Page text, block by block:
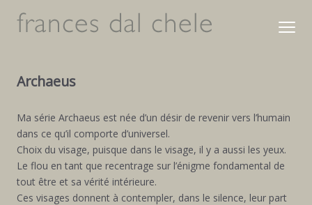
Archaeus
Ma série Archaeus est née d’un désir de revenir vers l’humain
dans ce qu’il comporte d’universel.
Choix du visage, puisque dans le visage, il y a aussi les yeux.
Le flou en tant que recentrage sur l’énigme fondamental de
tout être et sa vérité intérieure.
Ces visages donnent à contempler, dans le silence, leur part